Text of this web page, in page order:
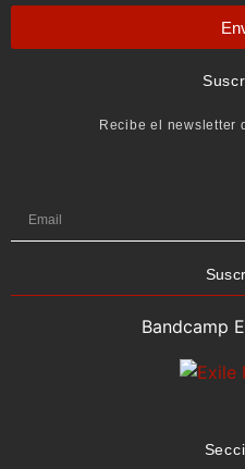
Recibe el newsletter
Bandcamp